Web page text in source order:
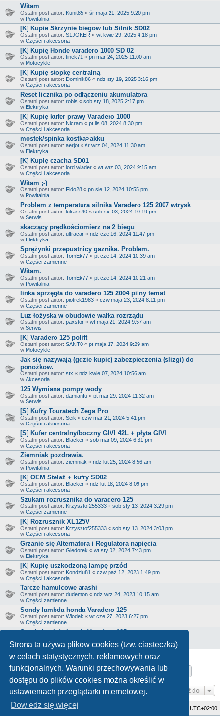
Strona ta używa plików cookies (tzw. ciasteczka)
w celach statystycznych, reklamowych oraz
funkcjonalnych. Warunki przechowywania lub
dostępu do plików cookies można określić w
ustawieniach przeglądarki internetowej.
Dowiedz się więcej
Witam
Ostatni post autor: Kunit85 « śr maja 21, 2025 9:20 pm
w Powitalnia
[K] Kupie Skrzynie biegow lub Silnik SD02
Ostatni post autor: S1JOKER « wt kwie 29, 2025 4:18 pm
w Części i akcesoria
[K] Kupię Honde varadero 1000 SD 02
Ostatni post autor: tinek71 « pn mar 24, 2025 11:00 am
w Motocykle
[K] Kupię stopkę centralną
Ostatni post autor: Dominik86 « ndz sty 19, 2025 3:16 pm
w Części i akcesoria
Reset licznika po odłączeniu akumulatora
Ostatni post autor: robis « sob sty 18, 2025 2:17 pm
w Elektryka
[K] Kupię kufer prawy Varadero 1000
Ostatni post autor: Nicram « pt lis 08, 2024 8:30 pm
w Części i akcesoria
mostek/spinka kostka>akku
Ostatni post autor: aerjot « śr wrz 04, 2024 11:30 am
w Elektryka
[K] Kupię czacha SD01
Ostatni post autor: lord wiader « wt wrz 03, 2024 9:15 am
w Części i akcesoria
Witam ;-)
Ostatni post autor: Fido28 « pn sie 12, 2024 10:55 pm
w Powitalnia
Problem z temperatura silnika Varadero 125 2007 wtrysk
Ostatni post autor: lukass40 « sob sie 03, 2024 10:19 pm
w Serwis
skaczący prędkościomierz na 2 biegu
Ostatni post autor: ultracar « ndz cze 16, 2024 11:47 pm
w Elektryka
Sprężynki przepustnicy gaznika. Problem.
Ostatni post autor: TomEk77 « pt cze 14, 2024 10:39 am
w Części zamienne
Witam.
Ostatni post autor: TomEk77 « pt cze 14, 2024 10:21 am
w Powitalnia
linka sprzęgła do varadero 125 2004 pilny temat
Ostatni post autor: piotrek1983 « czw maja 23, 2024 8:11 pm
w Części zamienne
Luz łożyska w obudowie wałka rozrządu
Ostatni post autor: paxstor « wt maja 21, 2024 9:57 am
w Serwis
[K] Varadero 125 polift
Ostatni post autor: SANT0 « pt maja 17, 2024 9:29 am
w Motocykle
Jak się nazywają (gdzie kupic) zabezpieczenia (slizgi) do
ponożkow.
Ostatni post autor: stx « ndz kwie 07, 2024 10:56 am
w Akcesoria
125 Wymiana pompy wody
Ostatni post autor: damianfu « pt mar 29, 2024 11:32 am
w Serwis
[S] Kufry Touratech Zega Pro
Ostatni post autor: Seik « czw mar 21, 2024 5:41 pm
w Części i akcesoria
[S] Kufer centralny/boczny GIVI 42L + płyta GIVI
Ostatni post autor: Blacker « sob mar 09, 2024 6:31 pm
w Części i akcesoria
Ziemniak pozdrawia.
Ostatni post autor: ziemniak « ndz lut 25, 2024 8:56 am
w Powitalnia
[K] OEM Stelaż + kufry SD02
Ostatni post autor: Blacker « ndz lut 18, 2024 8:09 pm
w Części i akcesoria
Szukam rozrusznika do varadero 125
Ostatni post autor: Krzysztof255333 « sob sty 13, 2024 3:29 pm
w Części zamienne
[K] Rozrusznik XL125V
Ostatni post autor: Krzysztof255333 « sob sty 13, 2024 3:03 pm
w Części i akcesoria
Grzanie się Alternatora i Regulatora napięcia
Ostatni post autor: Giedorek « wt sty 02, 2024 7:43 pm
w Elektryka
[K] Kupię uszkodzoną lampę przód
Ostatni post autor: Kondziu81 « czw paź 12, 2023 1:49 pm
w Części i akcesoria
Tarcze hamulcowe arashi
Ostatni post autor: dudemon « ndz wrz 24, 2023 10:15 am
w Części zamienne
Sondy lambda honda Varadero 125
Ostatni post autor: Wlodek « wt cze 27, 2023 6:27 pm
w Części zamienne
Sondy lambda honda Varadero 125
wSerwis
Znaleziono 817 wyników Strona1z17
1 2 3 4 5 …
Przejdź do
Strona główna UTC+02:00